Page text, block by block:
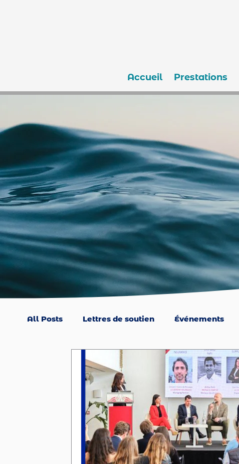
Accueil Prestations
All Posts Lettres de soutien Événements
Entreprise